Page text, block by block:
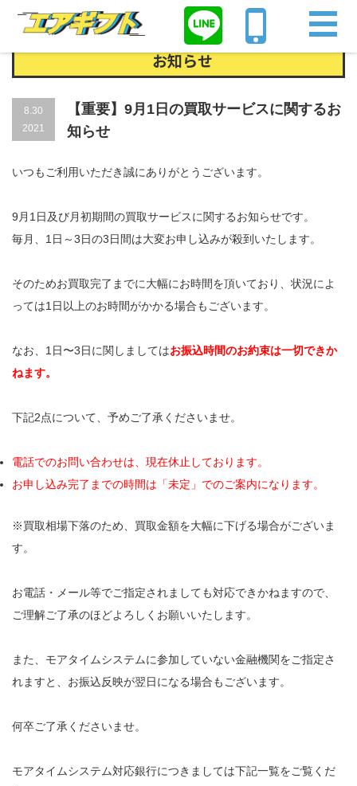
Home お知らせ 【重要】9月1日の買取サービスに関するお知らせ
お知らせ
8.30
2021
【重要】9月1日の買取サービスに関するお
知らせ
いつもご利用いただき誠にありがとうございます。
9月1日及び月初期間の買取サービスに関するお知らせです。
毎月、1日～3日の3日間は大変お申し込みが殺到いたします。
そのためお買取完了までに大幅にお時間を頂いており、状況によ
っては1日以上のお時間がかかる場合もございます。
なお、1日〜3日に関しましてはお振込時間のお約束は一切できか
ねます。
下記2点について、予めご了承くださいませ。
電話でのお問い合わせは、現在休止しております。
お申し込み完了までの時間は「未定」でのご案内になります。
※買取相場下落のため、買取金額を大幅に下げる場合がございま
す。
お電話・メール等でご指定されましても対応できかねますので、
ご理解ご了承のほどよろしくお願いいたします。
また、モアタイムシステムに参加していない金融機関をご指定さ
れますと、お振込反映が翌日になる場合もございます。
何卒ご了承くださいませ。
モアタイムシステム対応銀行につきましては下記一覧をご覧くだ